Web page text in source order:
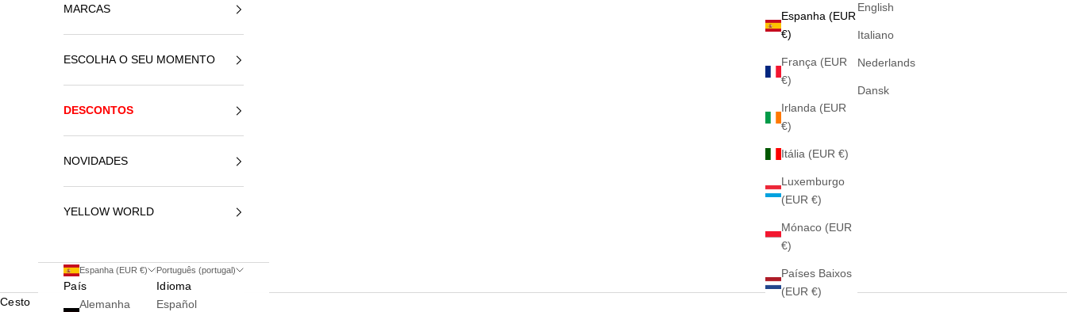
Espanha (EUR
€)
França (EUR
€)
Irlanda (EUR
€)
Itália (EUR €)
Luxemburgo
(EUR €)
Mónaco (EUR
€)
Países Baixos
(EUR €)
English
Italiano
Nederlands
Dansk
MARCAS
ESCOLHA O SEU MOMENTO
DESCONTOS
NOVIDADES
YELLOW WORLD
Espanha (EUR €)
País
Alemanha
Português (portugal)
Idioma
Español
Cesto